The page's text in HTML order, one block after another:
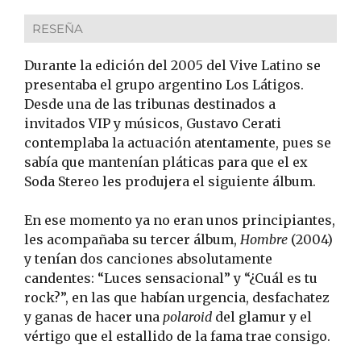
RESEÑA
Durante la edición del 2005 del Vive Latino se
presentaba el grupo argentino Los Látigos.
Desde una de las tribunas destinados a
invitados VIP y músicos, Gustavo Cerati
contemplaba la actuación atentamente, pues se
sabía que mantenían pláticas para que el ex
Soda Stereo les produjera el siguiente álbum.
En ese momento ya no eran unos principiantes,
les acompañaba su tercer álbum, Hombre (2004)
y tenían dos canciones absolutamente
candentes: “Luces sensacional” y “¿Cuál es tu
rock?”, en las que habían urgencia, desfachatez
y ganas de hacer una polaroid del glamur y el
vértigo que el estallido de la fama trae consigo.